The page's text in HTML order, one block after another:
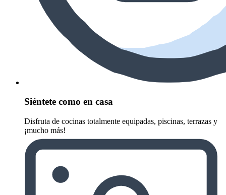
Siéntete como en casa
Disfruta de cocinas totalmente equipadas, piscinas, terrazas y
¡mucho más!